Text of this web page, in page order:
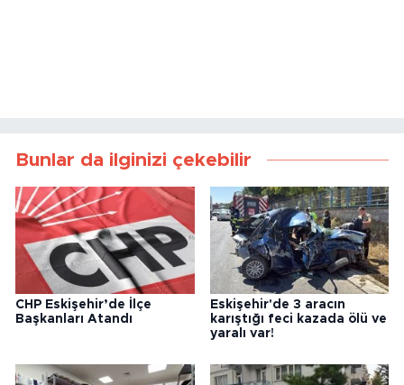
Bunlar da ilginizi çekebilir
CHP Eskişehir’de İlçe
Başkanları Atandı
Eskişehir'de 3 aracın
karıştığı feci kazada ölü ve
yaralı var!